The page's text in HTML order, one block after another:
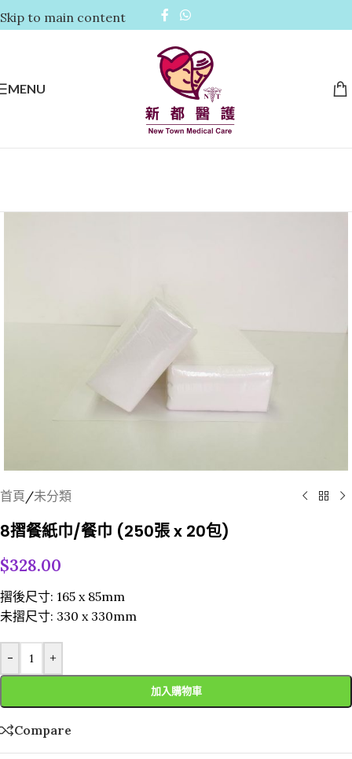
Skip to main content
MENU
首頁 /未分類
8摺餐紙巾/餐巾 (250張 x 20包)
$328.00
摺後尺寸: 165 x 85mm
未摺尺寸: 330 x 330mm
- +
加入購物車
Compare